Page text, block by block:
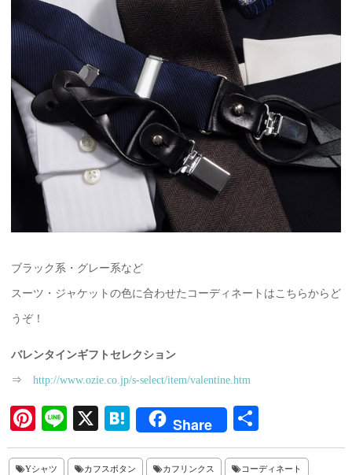
ブラック系・グレー系など
スーツ・ジャケットの色に合わせたコーディネートはこちらからど
うぞ！
バレンタインギフトセレクション
⇒ http://www.ozie.co.jp/s-select/item/valentine.htm
Pi
nt
er
Li
ne
X H
at
en
Share
共
有
Yシャツ カフスボタン カフリンクス コーディネート